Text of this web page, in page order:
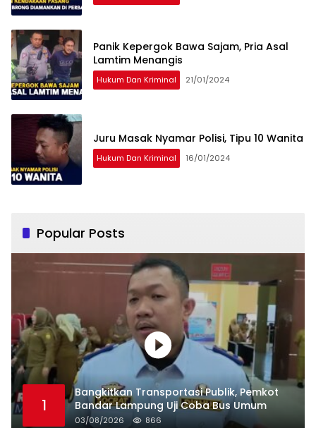
Panik Kepergok Bawa Sajam, Pria Asal
Lamtim Menangis
Hukum Dan Kriminal 21/01/2024
Juru Masak Nyamar Polisi, Tipu 10 Wanita
Hukum Dan Kriminal 16/01/2024
Popular Posts
1
Bangkitkan Transportasi Publik, Pemkot
Bandar Lampung Uji Coba Bus Umum
03/08/2026 866